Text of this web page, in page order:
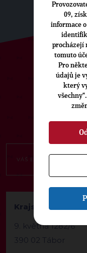
Krajská kancelář
9. května 1282/6
390 02 Tábor
09,
informace
procházejí
tomuto
Pro
údajů je
který